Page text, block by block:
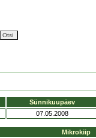
Sünnikuupäev
07.05.2008
Mikrokiip